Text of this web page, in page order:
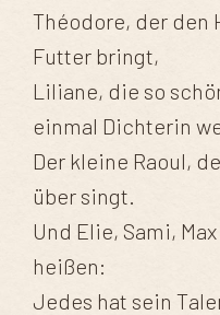
Théodore, der den
Futter bringt,
Liliane, die so
einmal Dichterin
Der kleine Raoul,
über singt.
Und Elie, Sami,
heißen:
Jedes hat sein